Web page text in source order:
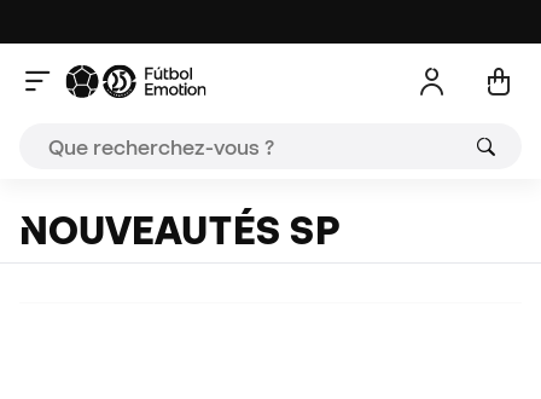
NOUVEAUTÉS SP